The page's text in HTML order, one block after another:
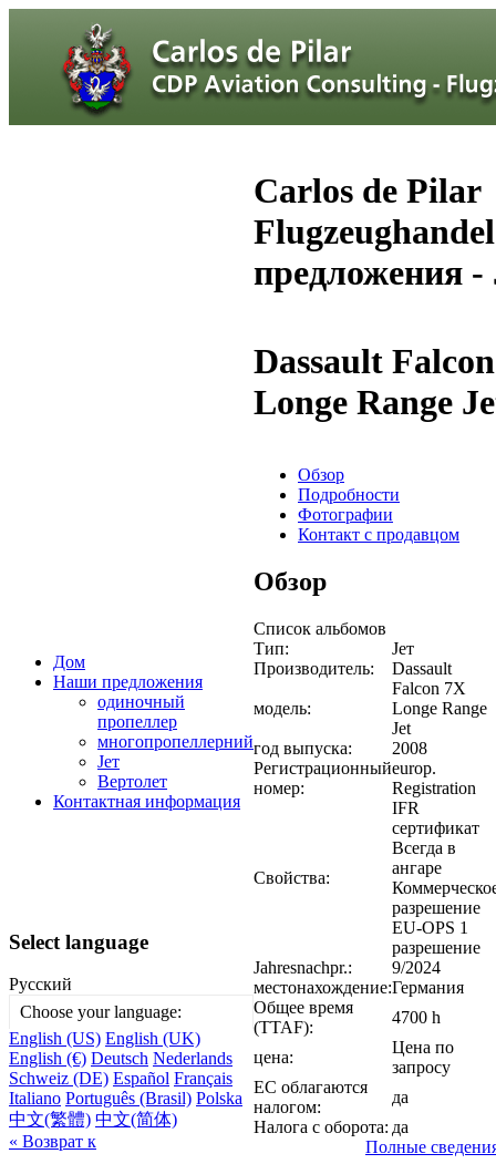
Дом
Наши предложения
одиночный
пропеллер
многопропеллерний
Jет
Вертолет
Контактная информация
Select language
Русский
Choose your language:
English (US) English (UK)
English (€) Deutsch Nederlands
Schweiz (DE) Español Français
Italiano Português (Brasil) Polska
中文(繁體) 中文(简体)
« Возврат к
Carlos de Pilar
предложения -
Dassault
Longe Range
Обзор
Подробности
Фотографии
Контакт с продавцом
Обзор
Список альбомов
Тип:
Jет
Производитель:
Dassault
модель:
Falcon 7X
Longe Range
Jet
год выпуска:
2008
Регистрационный
номер:
europ.
Registration
Свойства:
IFR
сертификат
Всегда в
ангаре
разрешение
EU-OPS 1
разрешение
Jahresnachpr.:
9/2024
местонахождение:Германия
Общее время
(TTAF):
4700 h
цена:
Цена по
запросу
ЕС облагаются
налогом:
да
Налога с оборота: да
Полные